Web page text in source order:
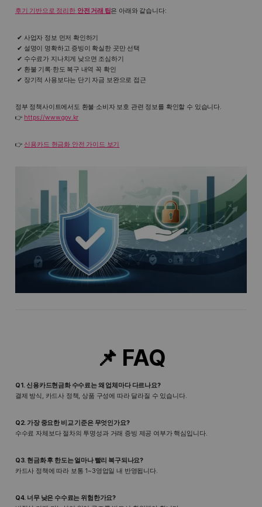
후기 기반으로 정리한 안전 거래 팁은 아래와 같습니다:
사업자 정보 먼저 확인하기
설명이 명확하고 증빙이 확실한 곳만 선택
수수료가 지나치게 낮으면 조심하기
환불 기록·한도 복구 내역 꼭 확인
장기적 사용보다는 단기 자금 보완으로 접근
정부 정책사이트에서도 환불·소비자 보호 관련 정보를 확인할 수 있습니다.
👉 https://www.gov.kr
👉 신용카드 현금화 안전 가이드 보기
📌 FAQ
Q1. 신용카드현금화 수수료는 왜 업체마다 다르나요?
결제 방식, 카드사 정책, 상품 구성에 따라 달라질 수 있습니다.
Q2. 가장 중요한 비교 기준은 무엇인가요?
수수료 자체보다 절차의 투명성과 거래 증빙 제공 여부가 핵심입니다.
Q3. 현금화 후 한도는 얼마나 빨리 복구되나요?
카드사 정책에 따라 보통 1~3영업일 내 반영됩니다.
Q4. 너무 낮은 수수료는 위험한가요?